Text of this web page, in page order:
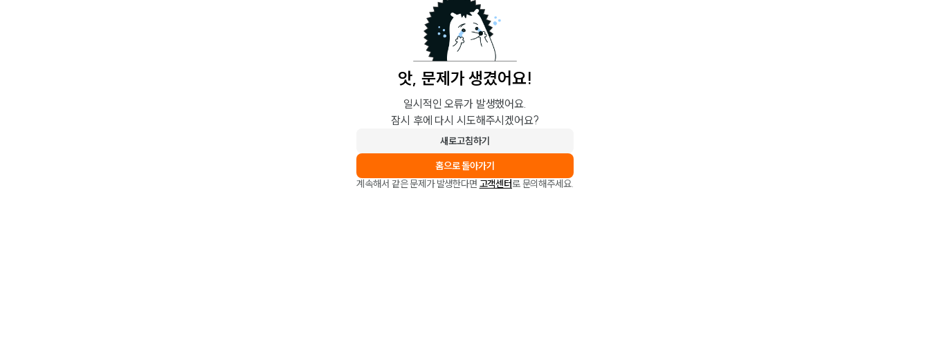
앗, 문제가 생겼어요!
일시적인 오류가 발생했어요.
잠시 후에 다시 시도해주시겠어요?
새로고침하기
홈으로 돌아가기
계속해서 같은 문제가 발생한다면 고객센터로 문의해주세요.